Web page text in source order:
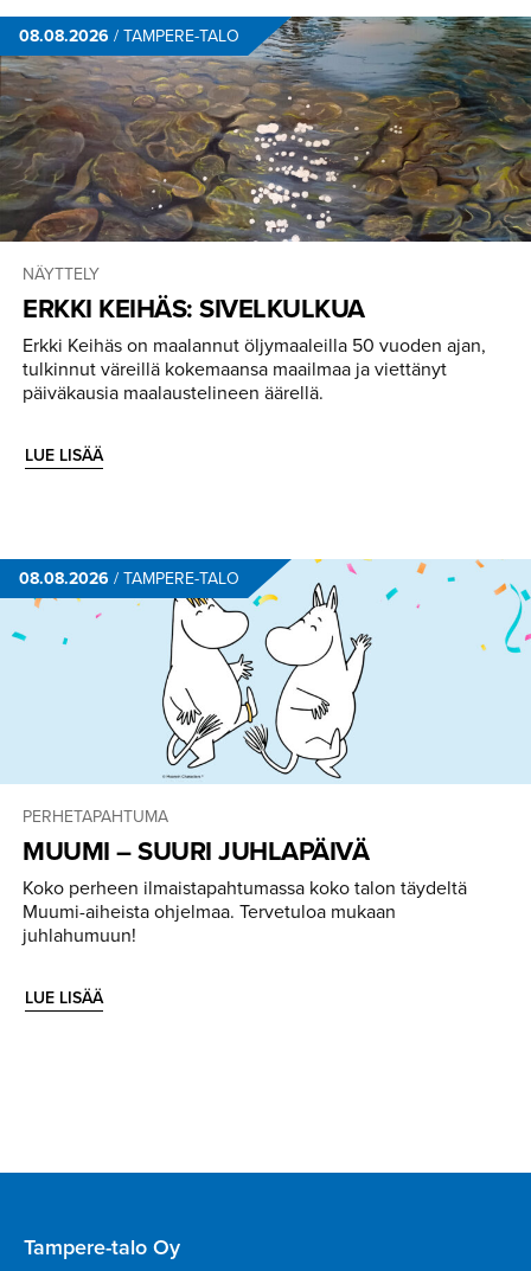
08.08.2026 /TAMPERE-TALO
NÄYTTELY
ERKKI KEIHÄS: SIVELKULKUA
Erkki Keihäs on maalannut öljymaaleilla 50 vuoden ajan,
tulkinnut väreillä kokemaansa maailmaa ja viettänyt
päiväkausia maalaustelineen äärellä.
LUE LISÄÄ
08.08.2026 /TAMPERE-TALO
PERHETAPAHTUMA
MUUMI – SUURI JUHLAPÄIVÄ
Koko perheen ilmaistapahtumassa koko talon täydeltä
Muumi-aiheista ohjelmaa. Tervetuloa mukaan
juhlahumuun!
LUE LISÄÄ
Tampere-talo Oy